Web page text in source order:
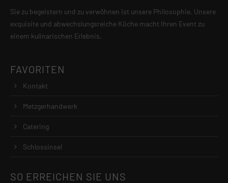
Sie zu begeistern und zu verwöhnen ist unsere Philosophie. Unsere
exquisite und abwechslungsreiche Küche macht Ihren Event zu
einem kulinarischen Erlebnis.
FAVORITEN
Kontakt
Metzgerhandwerk
Catering
Schlossinsel
SO ERREICHEN SIE UNS